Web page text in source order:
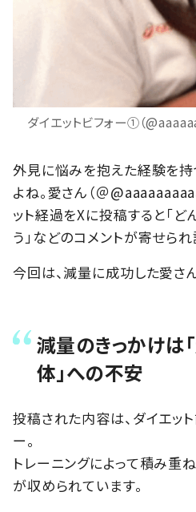
ダイエットビフォー①（
外見に悩みを抱えた経験を
よね。愛さん（＠
ット経過をXに投稿すると「
う」などのコメントが寄せら
今回は、減量に成功した愛さ
減量のきっかけは
体」への不安
投稿された内容は、ダイエッ
ー。
トレーニングによって積み重
が収められています。